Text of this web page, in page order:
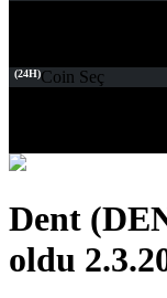
(24H)Coin Seç
Dent
oldu